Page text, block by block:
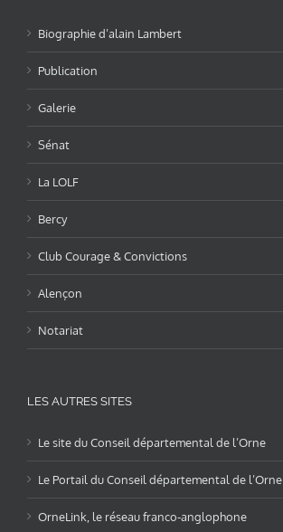
Biographie d’alain Lambert
Publication
Galerie
Sénat
La LOLF
Bercy
Club Courage & Convictions
Alençon
Notariat
LES AUTRES SITES
Le site du Conseil départemental de l’Orne
Le Portail du Conseil départemental de l’Orne
OrneLink, le réseau franco-anglophone